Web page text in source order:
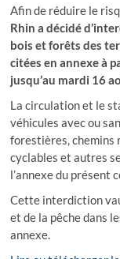
Afin de réduire le
Rhin a décidé
bois et forêts des
citées en annexe à
jusqu’au mardi 16
La circulation et le
véhicules avec ou
forestières, chemins
cyclables et autres
l’annexe du présent
Cette interdiction
et de la pêche dans
annexe.